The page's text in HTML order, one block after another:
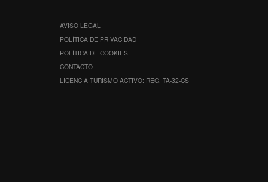
AVISO LEGAL
POLÍTICA DE PRIVACIDAD
POLÍTICA DE COOKIES
CONTACTO
LICENCIA TURISMO ACTIVO: REG. TA-32-CS